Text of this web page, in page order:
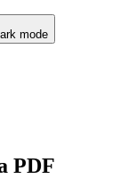
mode
PDF